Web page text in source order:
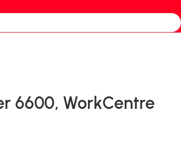
6600, WorkCentre